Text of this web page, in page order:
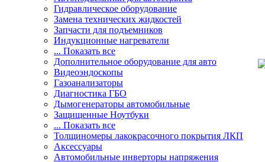
Гидравлическое оборудование
Замена технических жидкостей
Запчасти для подъемников
Индукционные нагреватели
... Показать все
Дополнительное оборудование для авто
Видеоэндоскопы
Газоанализаторы
Диагностика ГБО
Дымогенераторы автомобильные
Защищенные Ноутбуки
... Показать все
Толщиномеры лакокрасочного покрытия ЛКП
Аксессуары
Автомобильные инверторы напряжения